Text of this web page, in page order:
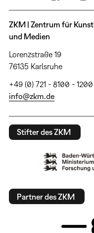
ZKM | Zentrum für Kunst
und Medien
Lorenzstraße 19
76135 Karlsruhe
+49 (0) 721 - 8100 - 1200
info@zkm.de
Stifter des ZKM
Partner des ZKM